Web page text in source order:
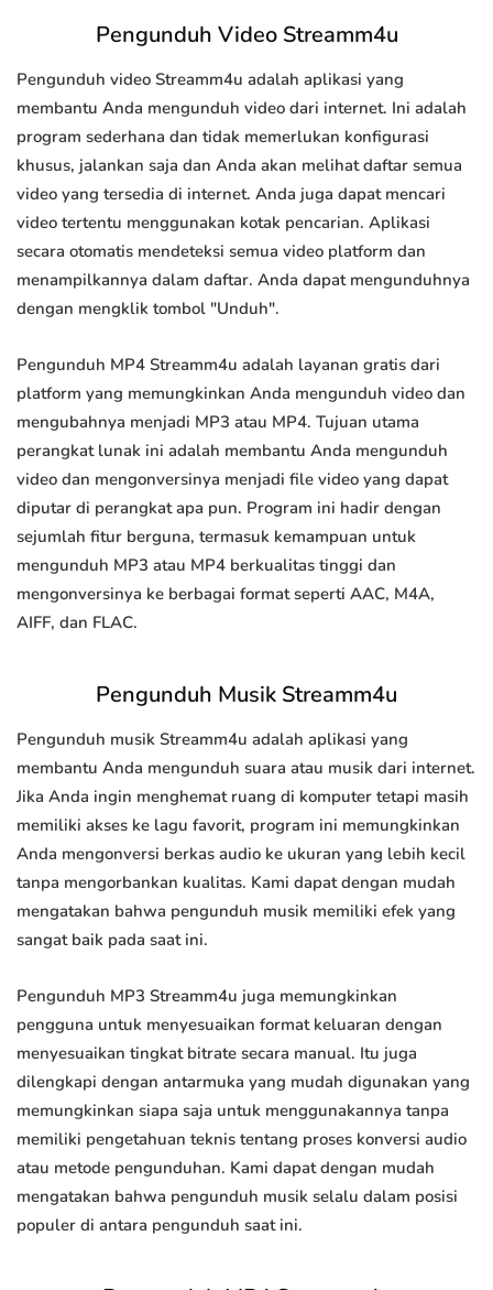
Pengunduh Video Streamm4u
Pengunduh video Streamm4u adalah aplikasi yang
membantu Anda mengunduh video dari internet. Ini adalah
program sederhana dan tidak memerlukan konfigurasi
khusus, jalankan saja dan Anda akan melihat daftar semua
video yang tersedia di internet. Anda juga dapat mencari
video tertentu menggunakan kotak pencarian. Aplikasi
secara otomatis mendeteksi semua video platform dan
menampilkannya dalam daftar. Anda dapat mengunduhnya
dengan mengklik tombol "Unduh".
Pengunduh MP4 Streamm4u adalah layanan gratis dari
platform yang memungkinkan Anda mengunduh video dan
mengubahnya menjadi MP3 atau MP4. Tujuan utama
perangkat lunak ini adalah membantu Anda mengunduh
video dan mengonversinya menjadi file video yang dapat
diputar di perangkat apa pun. Program ini hadir dengan
sejumlah fitur berguna, termasuk kemampuan untuk
mengunduh MP3 atau MP4 berkualitas tinggi dan
mengonversinya ke berbagai format seperti AAC, M4A,
AIFF, dan FLAC.
Pengunduh Musik Streamm4u
Pengunduh musik Streamm4u adalah aplikasi yang
membantu Anda mengunduh suara atau musik dari internet.
Jika Anda ingin menghemat ruang di komputer tetapi masih
memiliki akses ke lagu favorit, program ini memungkinkan
Anda mengonversi berkas audio ke ukuran yang lebih kecil
tanpa mengorbankan kualitas. Kami dapat dengan mudah
mengatakan bahwa pengunduh musik memiliki efek yang
sangat baik pada saat ini.
Pengunduh MP3 Streamm4u juga memungkinkan
pengguna untuk menyesuaikan format keluaran dengan
menyesuaikan tingkat bitrate secara manual. Itu juga
dilengkapi dengan antarmuka yang mudah digunakan yang
memungkinkan siapa saja untuk menggunakannya tanpa
memiliki pengetahuan teknis tentang proses konversi audio
atau metode pengunduhan. Kami dapat dengan mudah
mengatakan bahwa pengunduh musik selalu dalam posisi
populer di antara pengunduh saat ini.